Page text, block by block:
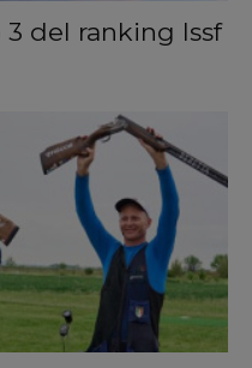
del ranking Issf